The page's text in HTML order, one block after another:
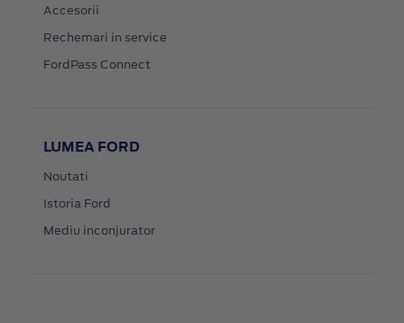
Accesorii
Rechemari in service
FordPass Connect
LUMEA FORD
Noutati
Istoria Ford
Mediu inconjurator